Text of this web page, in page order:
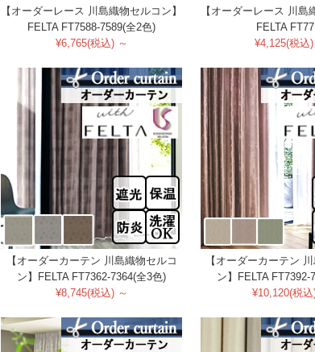
【オーダーレース 川島織物セルコン】
FELTA FT7588-7589(全2色)
¥6,765(税込) ～
【オーダーレース 川島
FELTA
¥4,125(税込)
【オーダーカーテン 川島織物セルコ
ン】FELTA FT7362-7364(全3色)
¥8,745(税込) ～
【オーダーカーテン
ン】FELTA FT7392-
¥10,120(税込